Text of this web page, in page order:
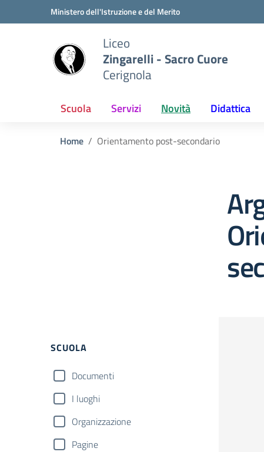
Vai ai contenuti
Vai al menu di navigazioneMinistero dell'Istruzione e del Merito
Liceo
Zingarelli - Sacro Cuore
Cerignola
Scuola Servizi Novità Didattica
Home Orientamento post-secondario
Filtri
SCUOLA
Documenti
I luoghi
Organizzazione
Pagine